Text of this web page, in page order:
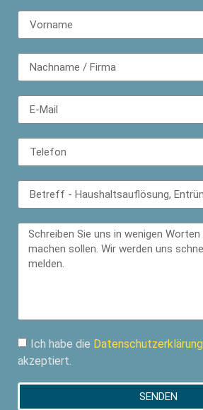
Ich habe die Datenschutzerklärung
akzeptiert.
SENDEN